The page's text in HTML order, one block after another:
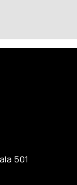
501